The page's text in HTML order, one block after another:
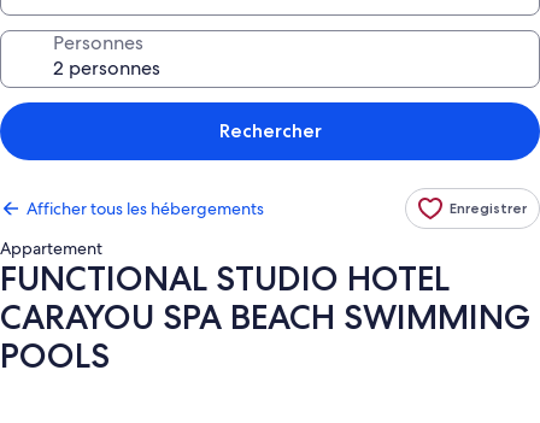
Personnes
Rechercher
Afficher tous les hébergements Enregistrer
Appartement
FUNCTIONAL STUDIO HOTEL
CARAYOU SPA BEACH SWIMMING
POOLS